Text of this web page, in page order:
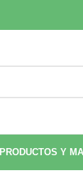
PRODUCTOS Y